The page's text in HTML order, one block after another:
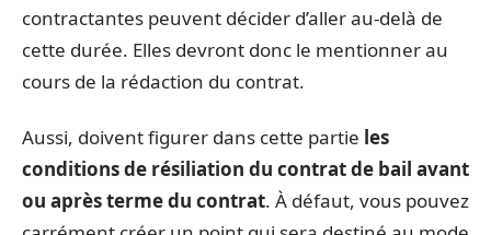
contractantes peuvent décider d’aller au-delà de
cette durée. Elles devront donc le mentionner au
cours de la rédaction du contrat.
Aussi, doivent figurer dans cette partie les
conditions de résiliation du contrat de bail avant
ou après terme du contrat. À défaut, vous pouvez